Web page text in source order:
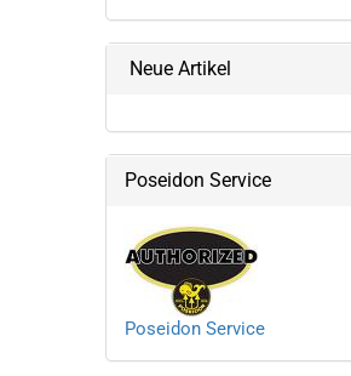
Neue Artikel
Poseidon Service
Poseidon Service